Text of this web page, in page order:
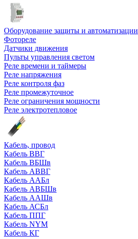
Оборудование защиты и автоматизации
Фотореле
Датчики движения
Пульты управления светом
Реле времени и таймеры
Реле напряжения
Реле контроля фаз
Реле промежуточное
Реле ограничения мощности
Реле электротепловое
Кабель, провод
Кабель ВВГ
Кабель ВБШв
Кабель АВВГ
Кабель ААБл
Кабель АВБШв
Кабель ААШв
Кабель АСБл
Кабель ППГ
Кабель NYM
Кабель КГ